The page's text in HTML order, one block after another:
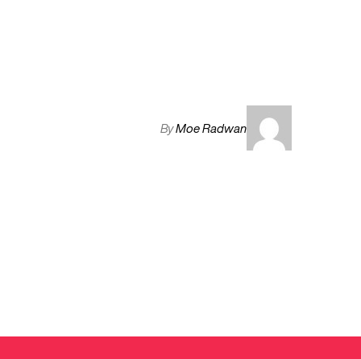
ByMoe Radwan